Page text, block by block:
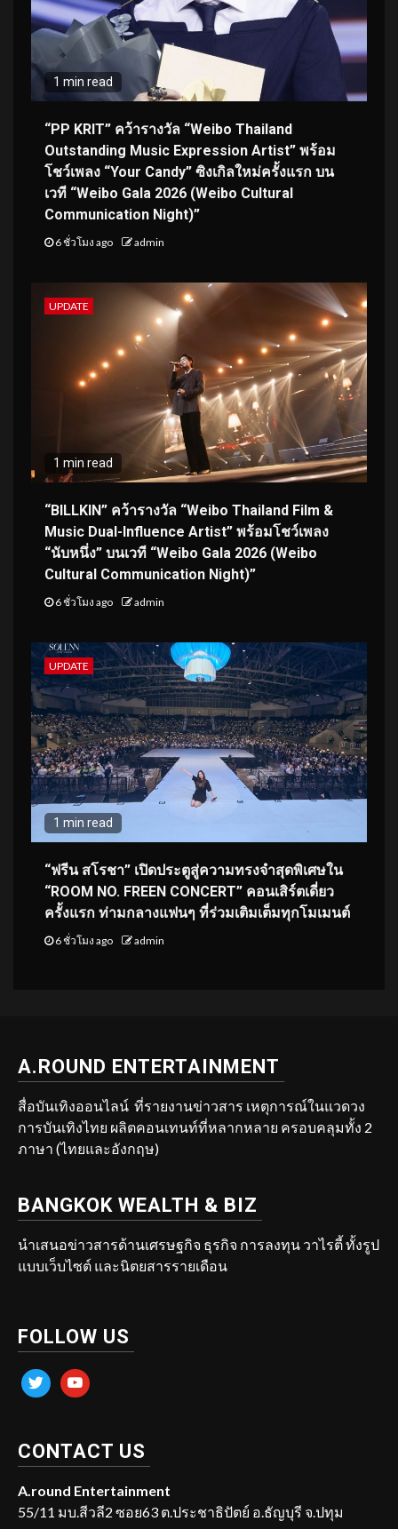
1 min read
“PP KRIT” คว้ารางวัล “Weibo Thailand
Outstanding Music Expression Artist” พร้อม
โชว์เพลง “Your Candy” ซิงเกิลใหม่ครั้งแรก บน
เวที “Weibo Gala 2026 (Weibo Cultural
Communication Night)”
6 ชั่วโมง ago admin
UPDATE
1 min read
“BILLKIN” คว้ารางวัล “Weibo Thailand Film &
Music Dual-Influence Artist” พร้อมโชว์เพลง
“นับหนึ่ง” บนเวที “Weibo Gala 2026 (Weibo
Cultural Communication Night)”
6 ชั่วโมง ago admin
UPDATE
1 min read
“ฟรีน สโรชา” เปิดประตูสู่ความทรงจำสุดพิเศษใน
“ROOM NO. FREEN CONCERT” คอนเสิร์ตเดี่ยว
ครั้งแรก ท่ามกลางแฟนๆ ที่ร่วมเติมเต็มทุกโมเมนต์
6 ชั่วโมง ago admin
A.ROUND ENTERTAINMENT
สื่อบันเทิงออนไลน์ ที่รายงานข่าวสาร เหตุการณ์ในแวดวง
การบันเทิงไทย ผลิตคอนเทนท์ที่หลากหลาย ครอบคลุมทั้ง 2
ภาษา (ไทยและอังกฤษ)
BANGKOK WEALTH & BIZ
นำเสนอข่าวสารด้านเศรษฐกิจ ธุรกิจ การลงทุน วาไรตี้ ทั้งรูป
แบบเว็บไซต์ และนิตยสารรายเดือน
FOLLOW US
twitter youtube
CONTACT US
A.round Entertainment
55/11 มบ.สีวลี2 ซอย63 ต.ประชาธิปัตย์ อ.ธัญบุรี จ.ปทุม